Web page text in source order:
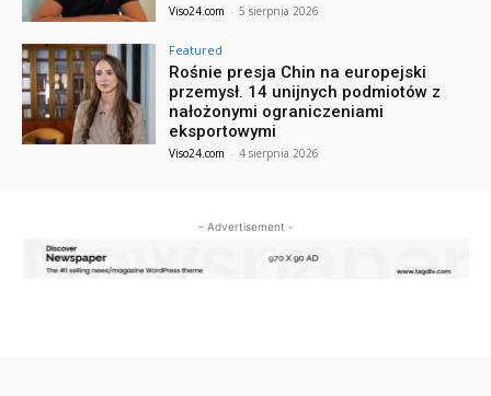
Viso24.com - 5 sierpnia 2026
Featured
Rośnie presja Chin na europejski
przemysł. 14 unijnych podmiotów z
nałożonymi ograniczeniami
eksportowymi
Viso24.com - 4 sierpnia 2026
- Advertisement -